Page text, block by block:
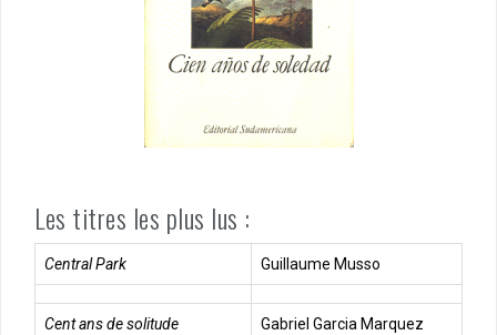
Les titres les plus lus :
Central Park Guillaume Musso
Cent ans de solitude Gabriel Garcia Marquez